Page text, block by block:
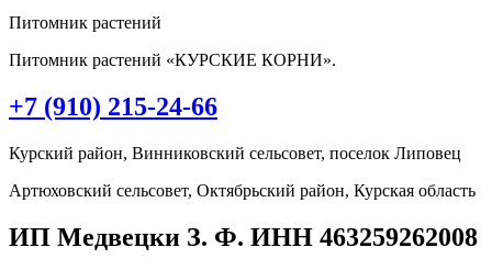
Питомник растений
Питомник растений «КУРСКИЕ КОРНИ».
+7 (910) 215-24-66
Курский район, Винниковский сельсовет, поселок Липовец
Артюховский сельсовет, Октябрьский район, Курская область
ИП Медвецки З. Ф. ИНН 463259262008